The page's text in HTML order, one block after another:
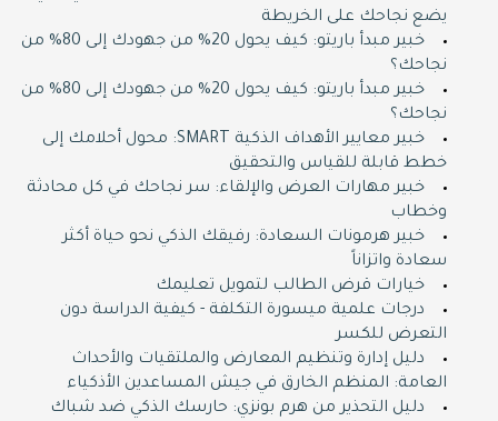
يضع نجاحك على الخريطة
خبير مبدأ باريتو: كيف يحول 20% من جهودك إلى 80% من
نجاحك؟
خبير مبدأ باريتو: كيف يحول 20% من جهودك إلى 80% من
نجاحك؟
خبير معايير الأهداف الذكية SMART: محول أحلامك إلى
خطط قابلة للقياس والتحقيق
خبير مهارات العرض والإلقاء: سر نجاحك في كل محادثة
وخطاب
خبير هرمونات السعادة: رفيقك الذكي نحو حياة أكثر
سعادة واتزاناً
خيارات قرض الطالب لتمويل تعليمك
درجات علمية ميسورة التكلفة - كيفية الدراسة دون
التعرض للكسر
دليل إدارة وتنظيم المعارض والملتقيات والأحداث
العامة: المنظم الخارق في جيش المساعدين الأذكياء
دليل التحذير من هرم بونزي: حارسك الذكي ضد شباك